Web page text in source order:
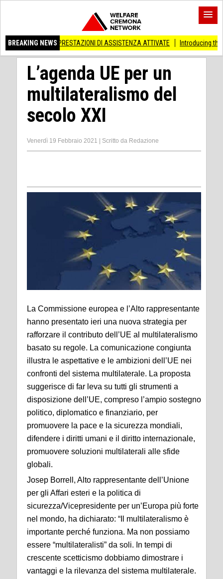
BREAKING NEWS
PRESTAZIONI DI ASSISTENZA ATTIVATE Introducing the Michael Moore
L’agenda UE per un
multilateralismo del
secolo XXI
Venerdì 19 Febbraio 2021 Scritto da Redazione
La Commissione europea e l’Alto rappresentante
hanno presentato ieri una nuova strategia per
rafforzare il contributo dell’UE al multilateralismo
basato su regole. La comunicazione congiunta
illustra le aspettative e le ambizioni dell’UE nei
confronti del sistema multilaterale. La proposta
suggerisce di far leva su tutti gli strumenti a
disposizione dell’UE, compreso l’ampio sostegno
politico, diplomatico e finanziario, per
promuovere la pace e la sicurezza mondiali,
difendere i diritti umani e il diritto internazionale,
promuovere soluzioni multilaterali alle sfide
globali.
Josep Borrell, Alto rappresentante dell’Unione
per gli Affari esteri e la politica di
sicurezza/Vicepresidente per un’Europa più forte
nel mondo, ha dichiarato: “Il multilateralismo è
importante perché funziona. Ma non possiamo
essere “multilateralisti” da soli. In tempi di
crescente scetticismo dobbiamo dimostrare i
vantaggi e la rilevanza del sistema multilaterale.